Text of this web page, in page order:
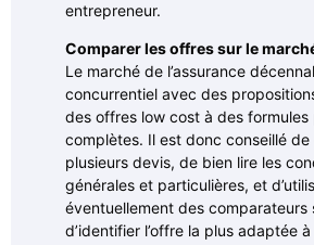
entrepreneur.
Comparer les offres sur le
Le marché de l’assurance
concurrentiel avec des
des offres low cost à des formules
complètes. Il est donc conseillé
plusieurs devis, de bien lire les
générales et particulières, et
éventuellement des comparateurs
d’identifier l’offre la plus adaptée